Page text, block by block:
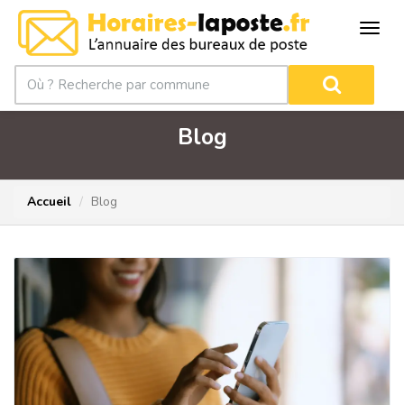
Blog
Accueil Blog